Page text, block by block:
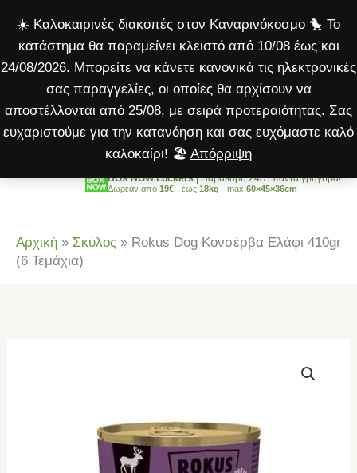
☀️ Καλοκαιρινές διακοπές στον Καναρινόκοσμο 🐤 Το
κατάστημα θα παραμείνει κλειστό από 10/08 έως και
24/08/2026. Μπορείτε να κάνετε κανονικά τις ηλεκτρονικές
σας παραγγελίες, οι οποίες θα αρχίσουν να
αποστέλλονται από 25/08, με σειρά προτεραιότητας. Σας
ευχαριστούμε για την κατανόηση και σας ευχόμαστε καλό
καλοκαίρι! 🏖️ Απόρριψη
στο
περιεχόμενο
BOX NOW Lockers| Παραλαβή 24/7, πάντα γρήγορα!
Δωρεάν από 19€ · έως 18kg · max 60×45×36cm
Αρχική » Σκύλος » Rokus Dog Κονσέρβα Ελάφι 410gr
(6 Τεμάχια)
Ελάφι
410gr
(6
Τεμάχια)
ποσότητα